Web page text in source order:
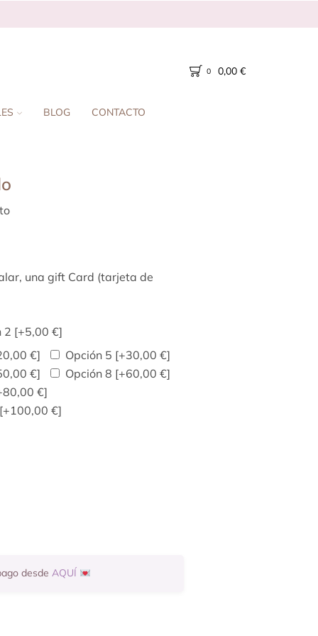
0 0,00 €
BLOG CONTACTO
una gift Card (tarjeta de
2 [+5,00 €]
€] Opción 5 [+30,00 €]
€] Opción 8 [+60,00 €]
€]
[+100,00 €]
desde AQUÍ